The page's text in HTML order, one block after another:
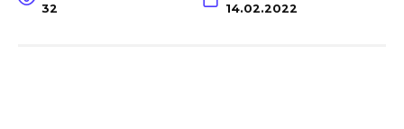
32 14.02.2022